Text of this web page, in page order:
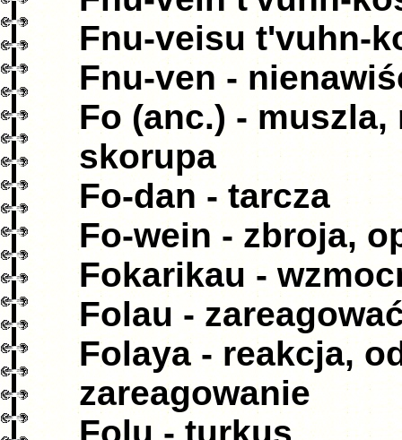
Fnu-veisu t'vuhn-
Fnu-ven -
Fo (anc.) -
skorupa
Fo-dan - tarcza
Fo-wein - zbroja,
Fokarikau -
Folau -
Folaya - reakcja,
zareagowanie